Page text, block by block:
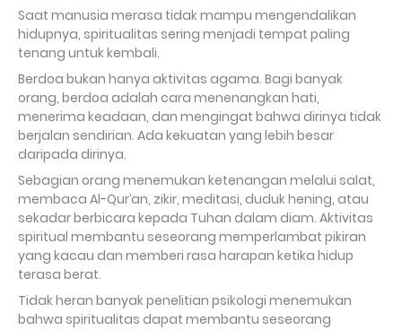
Saat manusia merasa tidak mampu mengendalikan
hidupnya, spiritualitas sering menjadi tempat paling
tenang untuk kembali.
Berdoa bukan hanya aktivitas agama. Bagi banyak
orang, berdoa adalah cara menenangkan hati,
menerima keadaan, dan mengingat bahwa dirinya tidak
berjalan sendirian. Ada kekuatan yang lebih besar
daripada dirinya.
Sebagian orang menemukan ketenangan melalui salat,
membaca Al-Qur’an, zikir, meditasi, duduk hening, atau
sekadar berbicara kepada Tuhan dalam diam. Aktivitas
spiritual membantu seseorang memperlambat pikiran
yang kacau dan memberi rasa harapan ketika hidup
terasa berat.
Tidak heran banyak penelitian psikologi menemukan
bahwa spiritualitas dapat membantu seseorang